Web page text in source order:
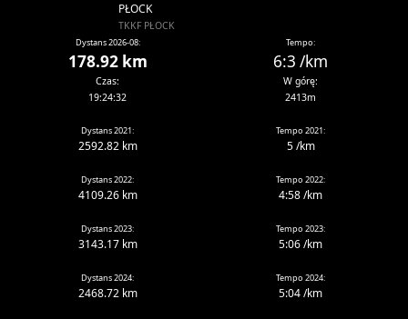
PŁOCK
TKKF PŁOCK
Dystans 2026-08:
178.92 km
Tempo:
6:3 /km
Czas:
19:24:32
W górę:
2413m
Dystans 2021:
2592.82 km
Tempo 2021:
5 /km
Dystans 2022:
4109.26 km
Tempo 2022:
4:58 /km
Dystans 2023:
3143.17 km
Tempo 2023:
5:06 /km
Dystans 2024:
2468.72 km
Tempo 2024:
5:04 /km